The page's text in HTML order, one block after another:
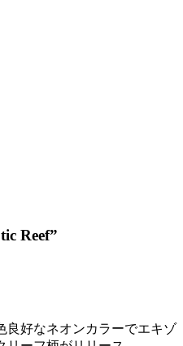
Reef”
良好なネオンカラーでエキゾ